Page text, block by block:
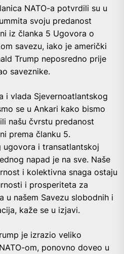
NATO-a potvrdili su u
svoju predanost
iz članka 5 Ugovora o
savezu, iako je američki
Trump neposredno prije
saveznike.
i vlada Sjevernoatlantskog
se u Ankari kako bismo
našu čvrstu predanost
prema članku 5.
ugovora i transatlantskoj
napad je na sve. Naše
i kolektivna snaga ostaju
i prosperiteta za
u našem Savezu slobodnih i
kaže se u izjavi.
je izrazio veliko
om, ponovno doveo u